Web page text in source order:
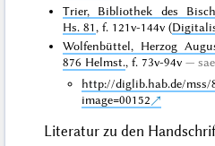
Trier, Bibliothek des
Hs. 81 , f. 121v-144v (
Wolfenbüttel, Herzog
876 Helmst., f. 73v-94v
http://diglib.hab.de/
image=00152
Literatur zu den